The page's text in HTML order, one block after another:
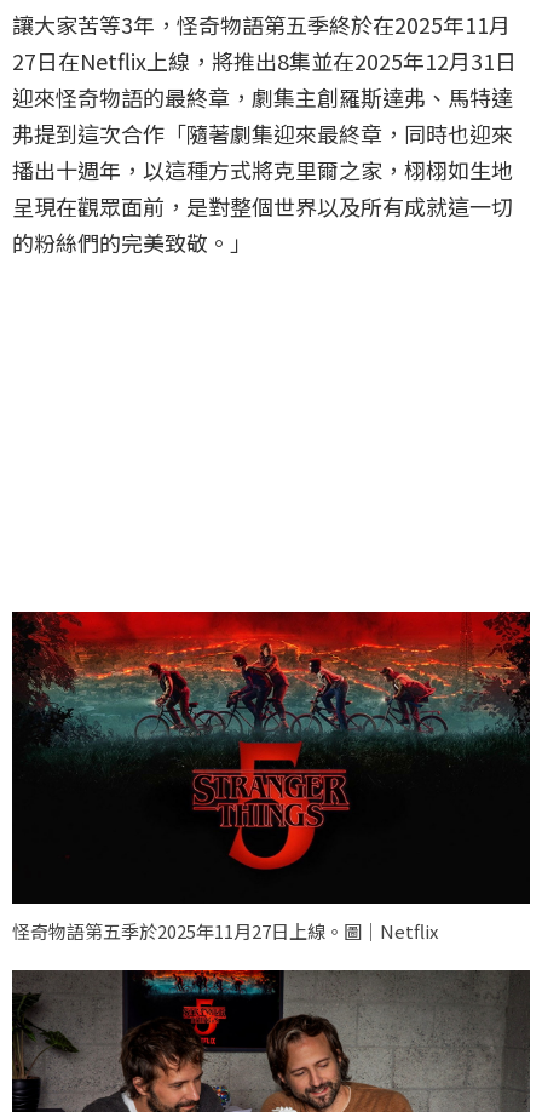
讓大家苦等3年，怪奇物語第五季終於在2025年11月
27日在Netflix上線，將推出8集並在2025年12月31日
迎來怪奇物語的最終章，劇集主創羅斯達弗、馬特達
弗提到這次合作「隨著劇集迎來最終章，同時也迎來
播出十週年，以這種方式將克里爾之家，栩栩如生地
呈現在觀眾面前，是對整個世界以及所有成就這一切
的粉絲們的完美致敬。」
怪奇物語第五季於2025年11月27日上線。圖｜Netflix